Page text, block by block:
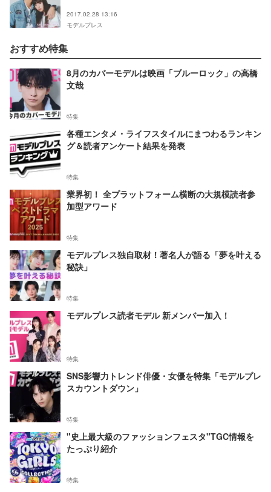
2017.02.28 13:16
モデルプレス
おすすめ特集
8月のカバーモデルは映画「ブルーロック」の高橋
文哉
特集
各種エンタメ・ライフスタイルにまつわるランキン
グ＆読者アンケート結果を発表
特集
業界初！ 全プラットフォーム横断の大規模読者参
加型アワード
特集
モデルプレス独自取材！著名人が語る「夢を叶える
秘訣」
特集
モデルプレス読者モデル 新メンバー加入！
特集
SNS影響力トレンド俳優・女優を特集「モデルプレ
スカウントダウン」
特集
"史上最大級のファッションフェスタ"TGC情報を
たっぷり紹介
特集